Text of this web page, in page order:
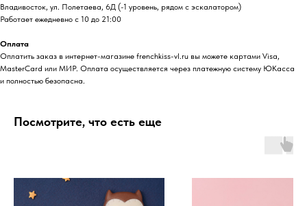
Владивосток, ул. Полетаева, 6Д (-1 уровень, рядом с эскалатором)
Работает ежедневно с 10 до 21:00
Оплата
Оплатить заказ в интернет-магазине frenchkiss-vl.ru вы можете картами Visa,
MasterCard или МИР. Оплата осуществляется через платежную систему ЮКасса
и полностью безопасна.
Посмотрите, что есть еще